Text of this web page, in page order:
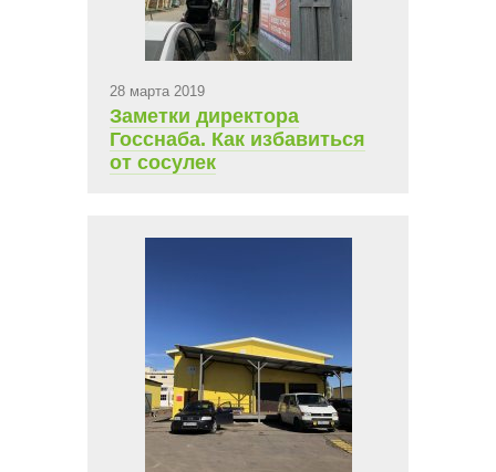
28 марта 2019
Заметки директора
Госснаба. Как избавиться
от сосулек